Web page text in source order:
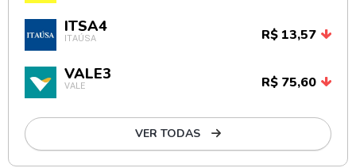
ITSA4
ITAÚSA R$ 13,57
VALE3
VALE R$ 75,60
VER TODAS